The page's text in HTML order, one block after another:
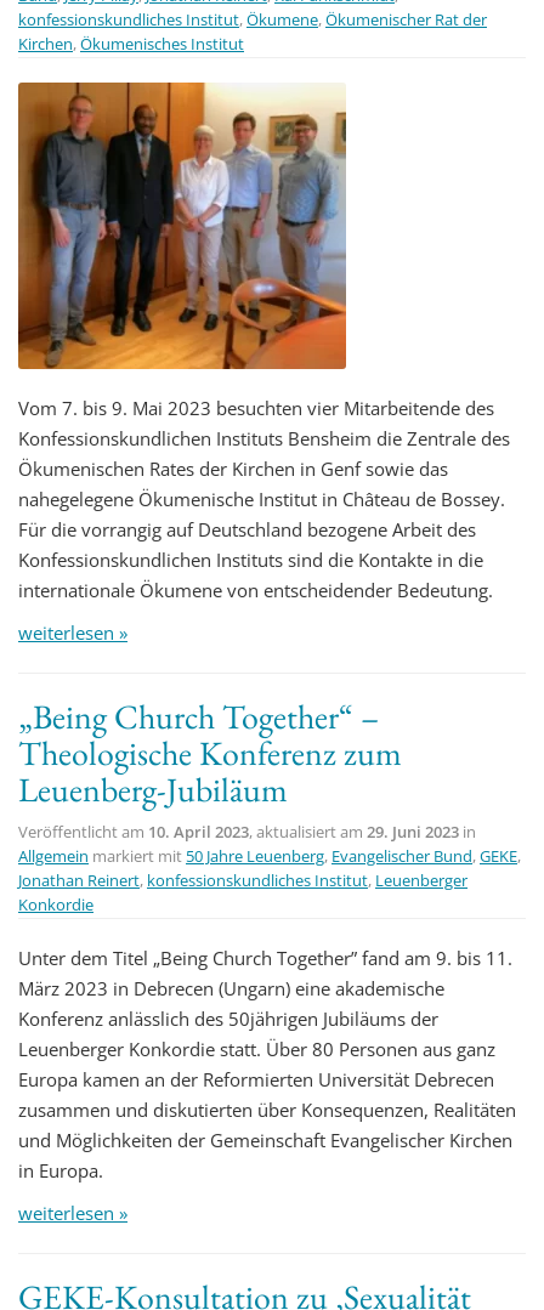
konfessionskundliches Institut,Ökumene,Ökumenischer Rat der
Kirchen,Ökumenisches Institut
Vom 7. bis 9. Mai 2023 besuchten vier Mitarbeitende des
Konfessionskundlichen Instituts Bensheim die Zentrale des
Ökumenischen Rates der Kirchen in Genf sowie das
nahegelegene Ökumenische Institut in Château de Bossey.
Für die vorrangig auf Deutschland bezogene Arbeit des
Konfessionskundlichen Instituts sind die Kontakte in die
internationale Ökumene von entscheidender Bedeutung.
weiterlesen »
„Being Church Together“ –
Theologische Konferenz zum
Leuenberg-Jubiläum
Veröffentlicht am 10. April 2023, aktualisiert am 29. Juni 2023 in
Allgemein markiert mit 50 Jahre Leuenberg, Evangelischer Bund,GEKE,
Jonathan Reinert, konfessionskundliches Institut, Leuenberger
Konkordie
Unter dem Titel „Being Church Together” fand am 9. bis 11.
März 2023 in Debrecen (Ungarn) eine akademische
Konferenz anlässlich des 50jährigen Jubiläums der
Leuenberger Konkordie statt. Über 80 Personen aus ganz
Europa kamen an der Reformierten Universität Debrecen
zusammen und diskutierten über Konsequenzen, Realitäten
und Möglichkeiten der Gemeinschaft Evangelischer Kirchen
in Europa.
weiterlesen »
GEKE-Konsultation zu ‚Sexualität